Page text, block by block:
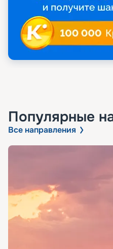
Популярные
Все направления